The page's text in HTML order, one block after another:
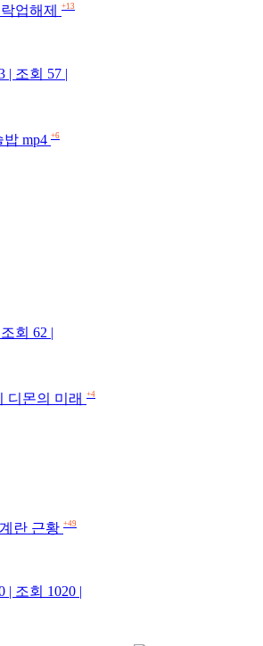
업해제
+13
| 조회 57 |
mp4 +6
회 62 |
디몬의 미래 +4
란 근황 +49
| 조회 1020 |